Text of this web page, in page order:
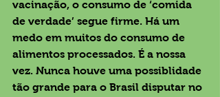
vacinação, o consumo de ‘comida
de verdade’ segue firme. Há um
medo em muitos do consumo de
alimentos processados. É a nossa
vez. Nunca houve uma possiblidade
tão grande para o Brasil disputar no